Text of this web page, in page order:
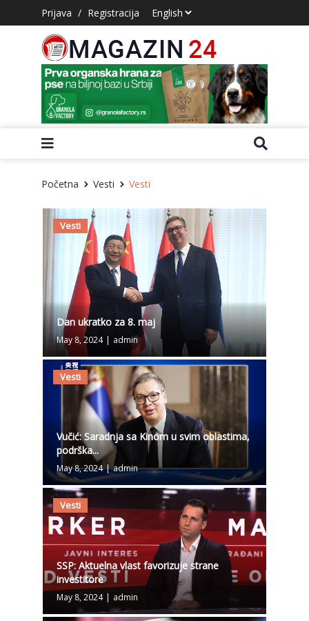
Prijava / Registracija
Početna Vesti Vesti
Vesti
Dan ukratko za 8. maj
May 8, 2024 | admin
Vesti
Vučić: Saradnja sa Kinom u svim oblastima,
podrška...
May 8, 2024 | admin
Vesti
SSP: Aktuelna vlast favorizuje strane
investitore
May 8, 2024 | admin